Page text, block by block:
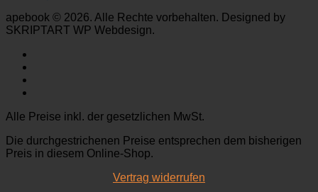
apebook © 2026. Alle Rechte vorbehalten. Designed by
SKRIPTART WP Webdesign.
Alle Preise inkl. der gesetzlichen MwSt.
Die durchgestrichenen Preise entsprechen dem bisherigen
Preis in diesem Online-Shop.
Vertrag widerrufen